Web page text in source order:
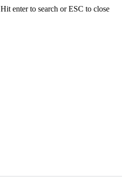
Hit enter to search or ESC to close